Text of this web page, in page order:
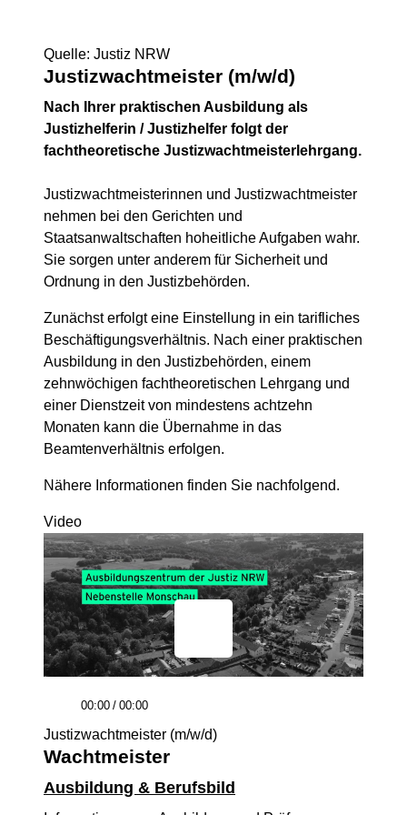
Quelle: Justiz NRW
Justizwachtmeister (m/w/d)
Nach Ihrer praktischen Ausbildung als
Justizhelferin / Justizhelfer folgt der
fachtheoretische Justizwachtmeisterlehrgang.
Justizwachtmeisterinnen und Justizwachtmeister
nehmen bei den Gerichten und
Staatsanwaltschaften hoheitliche Aufgaben wahr.
Sie sorgen unter anderem für Sicherheit und
Ordnung in den Justizbehörden.
Zunächst erfolgt eine Einstellung in ein tarifliches
Beschäftigungsverhältnis. Nach einer praktischen
Ausbildung in den Justizbehörden, einem
zehnwöchigen fachtheoretischen Lehrgang und
einer Dienstzeit von mindestens achtzehn
Monaten kann die Übernahme in das
Beamtenverhältnis erfolgen.
Nähere Informationen finden Sie nachfolgend.
Video
00:00 / 00:00
Justizwachtmeister (m/w/d)
Wachtmeister
Ausbildung & Berufsbild